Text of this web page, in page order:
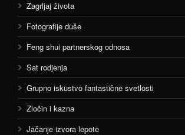
Zagrljaj života
Fotografije duše
Feng shui partnerskog odnosa
Sat rodjenja
Grupno iskustvo fantastične svetlosti
Zločin i kazna
Jačanje izvora lepote